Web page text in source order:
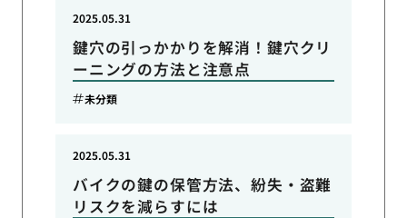
鍵穴の引っかかりを解消！鍵穴クリ
ーニングの方法と注意点
2025.05.31
未分類
バイクの鍵の保管方法、紛失・盗難
リスクを減らすには
2025.05.31